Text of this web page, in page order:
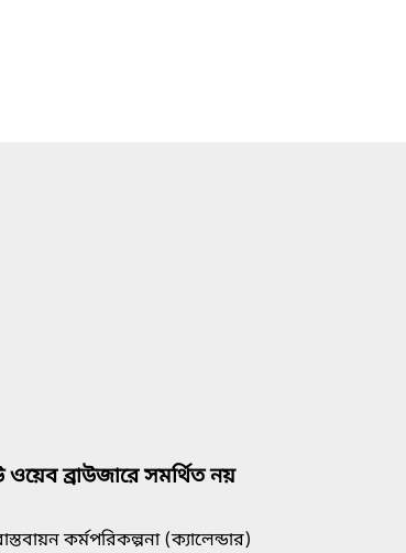
ওয়েব ব্রাউজারে সমর্থিত নয়
কর্মপরিকল্পনা (ক্যালেন্ডার)